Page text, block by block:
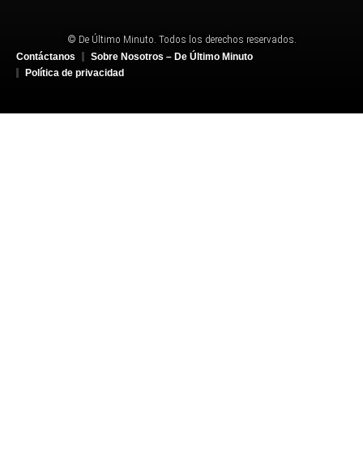
© De Último Minuto. Todos los derechos reservados.
Contáctanos
Sobre Nosotros – De Último Minuto
Política de privacidad